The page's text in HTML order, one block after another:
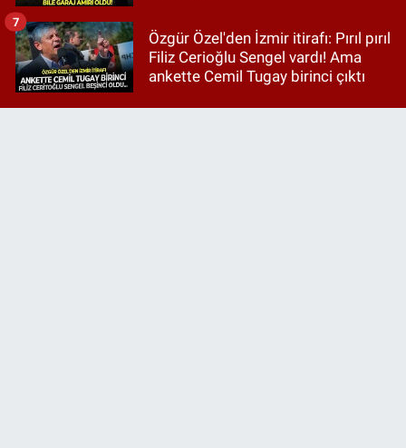
Özgür Özel'den İzmir itirafı: Pırıl pırıl
Filiz Cerioğlu Sengel vardı! Ama
ankette Cemil Tugay birinci çıktı
7